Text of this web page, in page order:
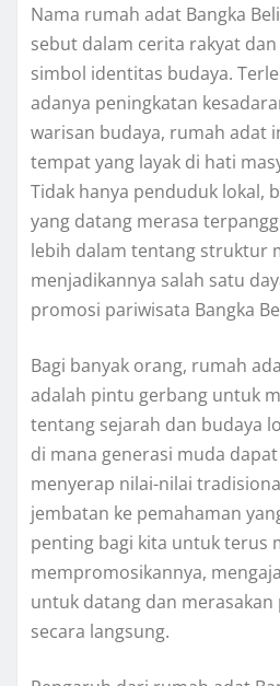
Nama rumah adat Bangka
sebut dalam cerita rakyat
simbol identitas budaya.
adanya peningkatan
warisan budaya, rumah adat
tempat yang layak di hati
Tidak hanya penduduk lokal,
yang datang merasa
lebih dalam tentang struktur
menjadikannya salah satu
promosi pariwisata Bangka
Bagi banyak orang, rumah
adalah pintu gerbang untuk
tentang sejarah dan budaya
di mana generasi muda
menyerap nilai-nilai
jembatan ke pemahaman
penting bagi kita untuk terus
mempromosikannya,
untuk datang dan merasakan
secara langsung.